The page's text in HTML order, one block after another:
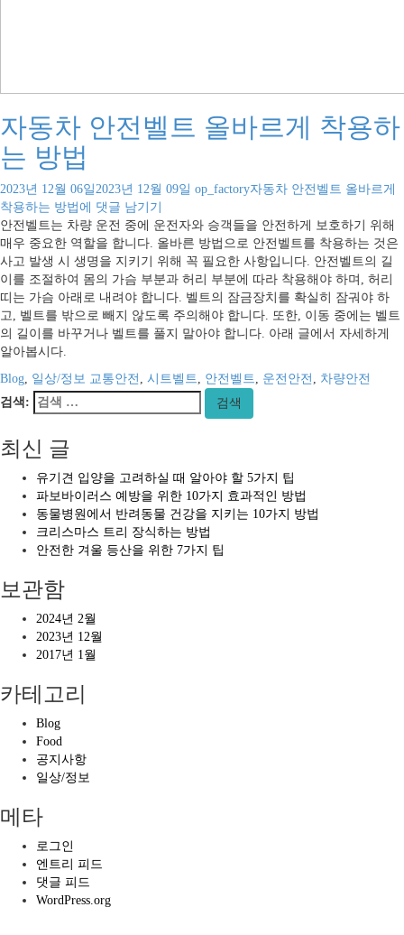
자동차 안전벨트 올바르게 착용하
는 방법
2023년 12월 06일2023년 12월 09일 op_factory자동차 안전벨트 올바르게
착용하는 방법에 댓글 남기기
안전벨트는 차량 운전 중에 운전자와 승객들을 안전하게 보호하기 위해
매우 중요한 역할을 합니다. 올바른 방법으로 안전벨트를 착용하는 것은
사고 발생 시 생명을 지키기 위해 꼭 필요한 사항입니다. 안전벨트의 길
이를 조절하여 몸의 가슴 부분과 허리 부분에 따라 착용해야 하며, 허리
띠는 가슴 아래로 내려야 합니다. 벨트의 잠금장치를 확실히 잠궈야 하
고, 벨트를 밖으로 빼지 않도록 주의해야 합니다. 또한, 이동 중에는 벨트
의 길이를 바꾸거나 벨트를 풀지 말아야 합니다. 아래 글에서 자세하게
알아봅시다.
Blog, 일상/정보 교통안전 , 시트벨트, 안전벨트, 운전안전 , 차량안전
검색:
검색
최신 글
유기견 입양을 고려하실 때 알아야 할 5가지 팁
파보바이러스 예방을 위한 10가지 효과적인 방법
동물병원에서 반려동물 건강을 지키는 10가지 방법
크리스마스 트리 장식하는 방법
안전한 겨울 등산을 위한 7가지 팁
보관함
2024년 2월
2023년 12월
2017년 1월
카테고리
Blog
Food
공지사항
일상/정보
메타
로그인
엔트리 피드
댓글 피드
WordPress.org